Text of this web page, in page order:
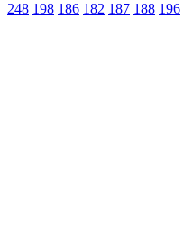
248 198 186 182 187 188 196